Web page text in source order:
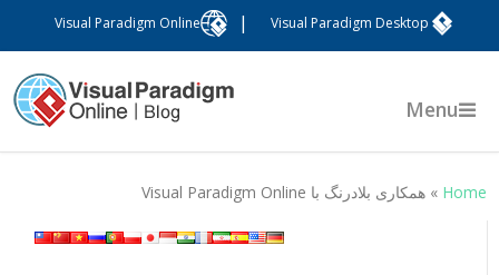
Visual Paradigm Desktop
Visual Paradigm Online
Menu
Home
» همکاری بلادرنگ با Visual Paradigm Online